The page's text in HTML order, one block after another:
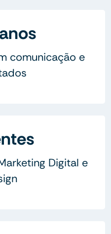
comunicação e
Digital e